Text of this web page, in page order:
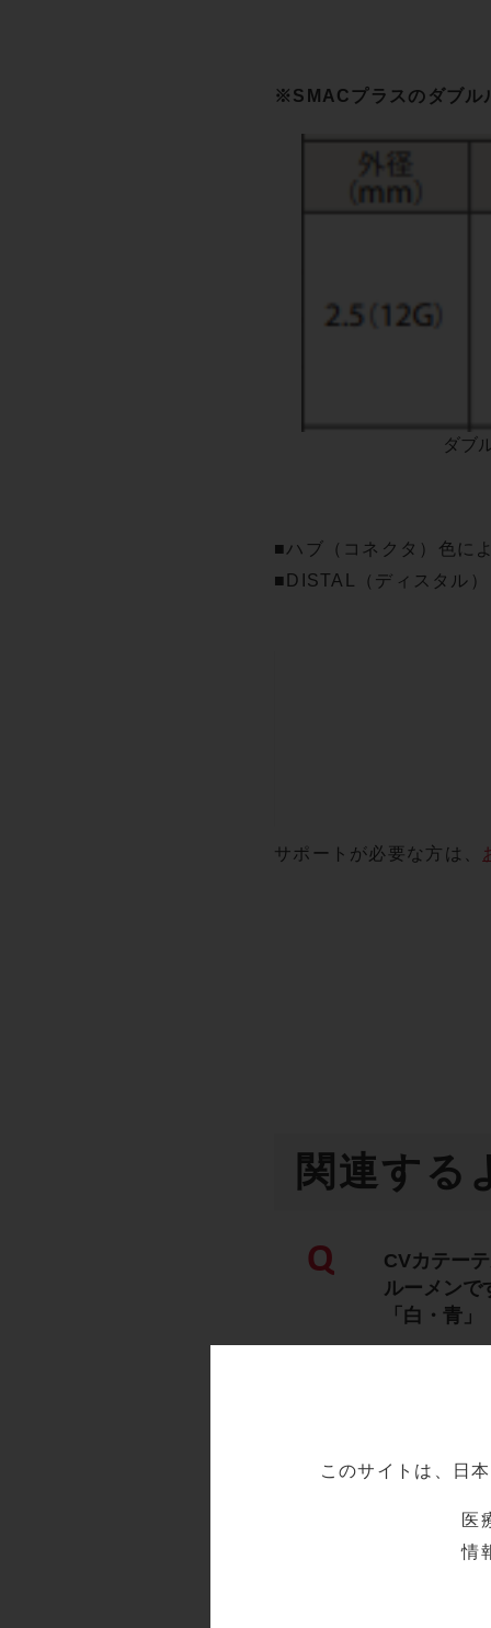
このサイトは、日
医
情
※SMACプラスのダブル
ダブ
■ハブ（コネクタ）色
■DISTAL（ディスタル
サポートが必要な方は、
関連する
Q
CVカテー
ルーメンで
「白・青
Q CVカテー